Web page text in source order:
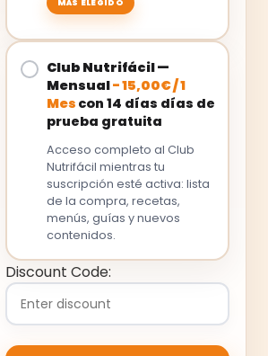
Club Nutrifácil —
Mensual-15,00€/1
Mes con 14 días días de
prueba gratuita
Acceso completo al Club
Nutrifácil mientras tu
suscripción esté activa: lista
de la compra, recetas,
menús, guías y nuevos
contenidos.
Discount Code: